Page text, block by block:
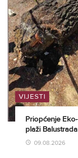
VIJESTI
Priopćenje
plaži Balustrada
09.08.2026